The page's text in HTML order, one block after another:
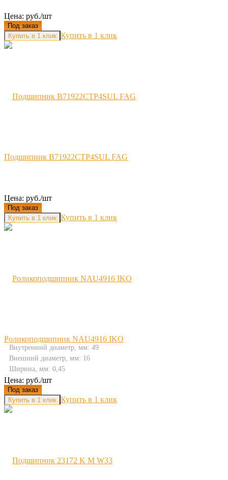
Цена: руб./шт
Под заказ
Купить в 1 клик
Подшипник B71922CTP4SUL FAG
Цена: руб./шт
Под заказ
Купить в 1 клик
Роликоподшипник NAU4916 IKO
Внутренний диаметр, мм: 49
Внешний диаметр, мм: 16
Ширина, мм: 0,45
Цена: руб./шт
Под заказ
Купить в 1 клик